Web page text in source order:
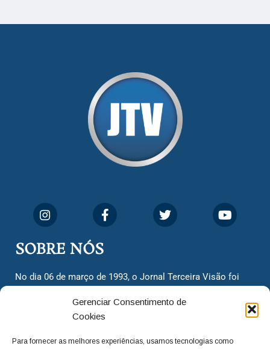
Gerenciar Consentimento de
Cookies
Para fornecer as melhores experiências, usamos tecnologias como
SOBRE NÓS
No dia 06 de março de 1993, o Jornal Terceira Visão foi
cidadãos valinhenses, já que naquela época só existiam
dois jornais. Há mais de 30 anos, o jornal continua